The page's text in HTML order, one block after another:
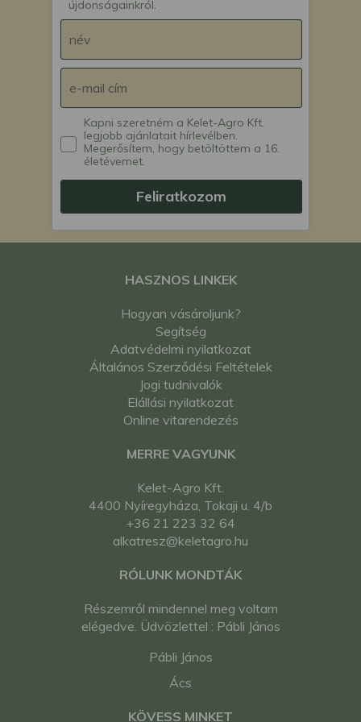
újdonságainkról.
Kapni szeretném a Kelet-Agro Kft.
legjobb ajánlatait hírlevélben.
Megerősítem, hogy betöltöttem a 16.
életévemet.
Feliratkozom
HASZNOS LINKEK
Hogyan vásároljunk?
Segítség
Adatvédelmi nyilatkozat
Általános Szerződési Feltételek
Jogi tudnivalók
Elállási nyilatkozat
Online vitarendezés
MERRE VAGYUNK
Kelet-Agro Kft.
4400 Nyíregyháza, Tokaji u. 4/b
+36 21 223 32 64
alkatresz@keletagro.hu
RÓLUNK MONDTÁK
Részemről mindennel meg voltam
elégedve. Üdvözlettel : Pábli János
Pábli János
Ács
KÖVESS MINKET